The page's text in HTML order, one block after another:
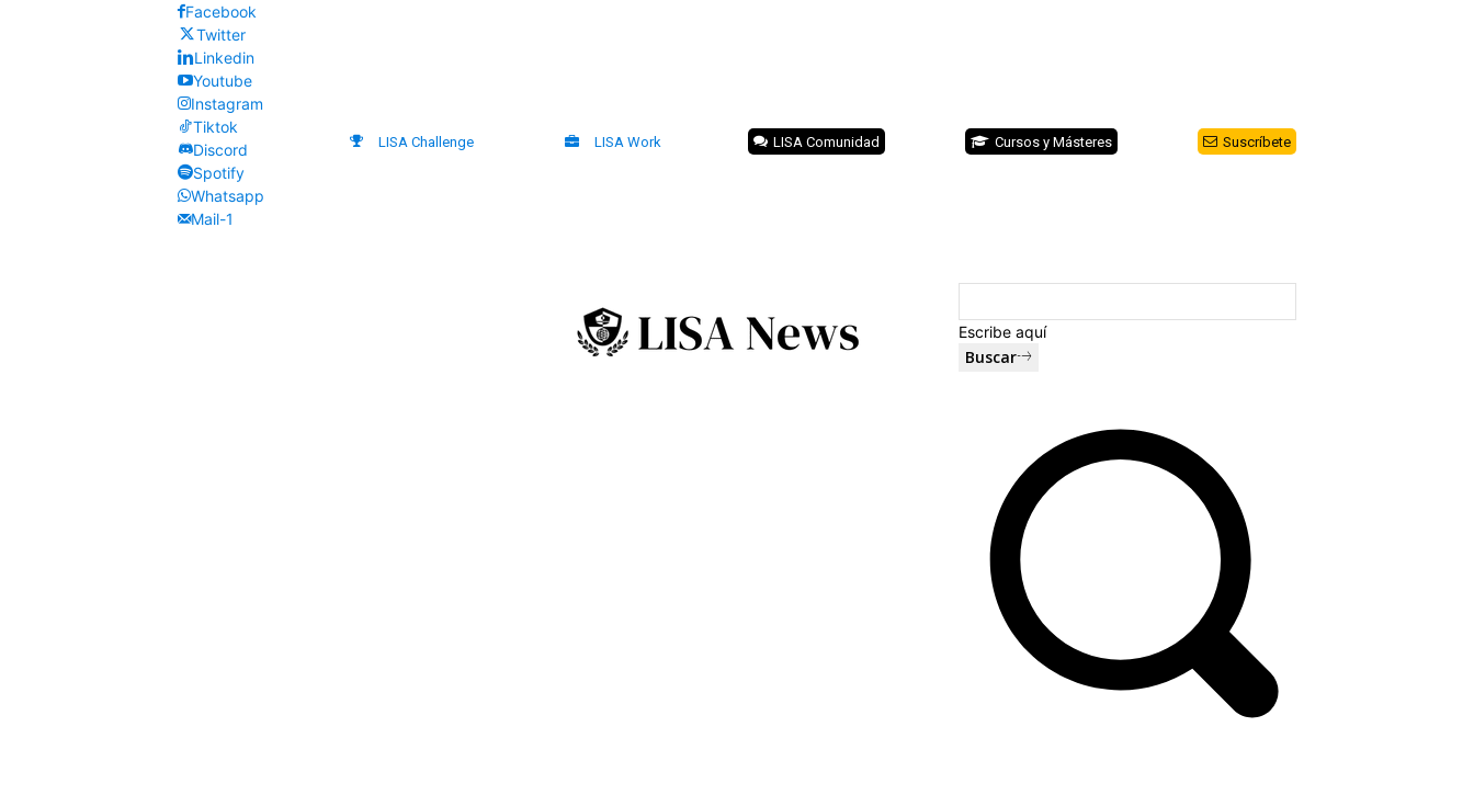
Suscríbete
Cursos y Másteres
LISA Comunidad
LISA Work
LISA Challenge
Facebook
Twitter
Linkedin
Youtube
Instagram
Tiktok
Discord
Spotify
Whatsapp
Mail-1
Escribe aquí
Buscar